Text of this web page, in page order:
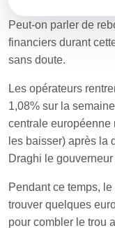
Peut-on parler de
financiers durant
sans doute.
Les opérateurs
1,08% sur la
centrale européenne
les baisser) après la
Draghi le
Pendant ce temps,
trouver quelques
pour combler le trou